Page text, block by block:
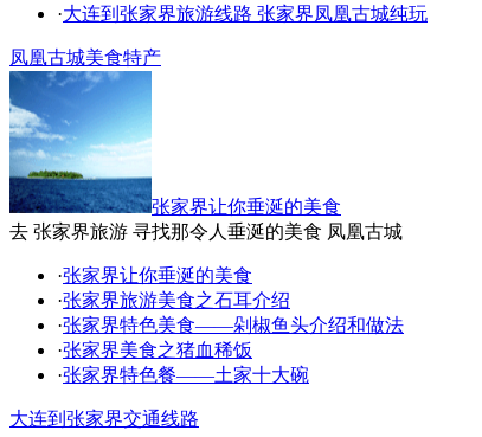
·大连到张家界旅游线路 张家界凤凰古城纯玩
凤凰古城美食特产
张家界让你垂涎的美食
去 张家界旅游 寻找那令人垂涎的美食 凤凰古城
·张家界让你垂涎的美食
·张家界旅游美食之石耳介绍
·张家界特色美食——剁椒鱼头介绍和做法
·张家界美食之猪血稀饭
·张家界特色餐——土家十大碗
大连到张家界交通线路